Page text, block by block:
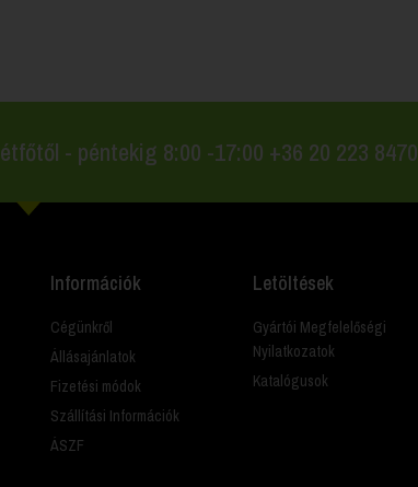
- péntekig 8:00 -17:00 +36 20 223 8470
Információk
Cégünkről
Állásajánlatok
Fizetési módok
Szállítási Információk
ÁSZF
Letöltések
Gyártói Megfelelőségi
Nyilatkozatok
Katalógusok